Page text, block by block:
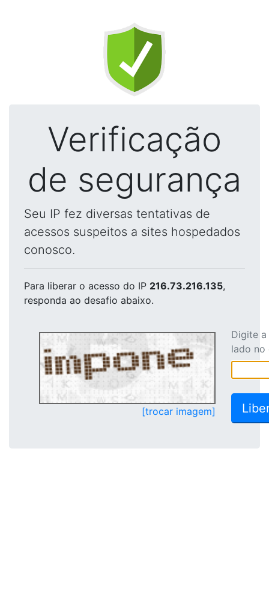
Verificação
de segurança
Seu IP fez diversas tentativas de
acessos suspeitos a sites hospedados
conosco.
Para liberar o acesso do IP 216.73.216.135,
responda ao desafio abaixo.
[trocar imagem]
Digite
lado no